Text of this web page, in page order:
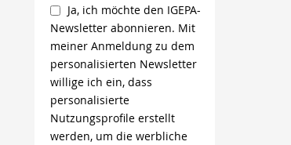
Ja, ich möchte den IGEPA-
Newsletter abonnieren. Mit
meiner Anmeldung zu dem
personalisierten Newsletter
willige ich ein, dass
personalisierte
Nutzungsprofile erstellt
werden, um die werbliche